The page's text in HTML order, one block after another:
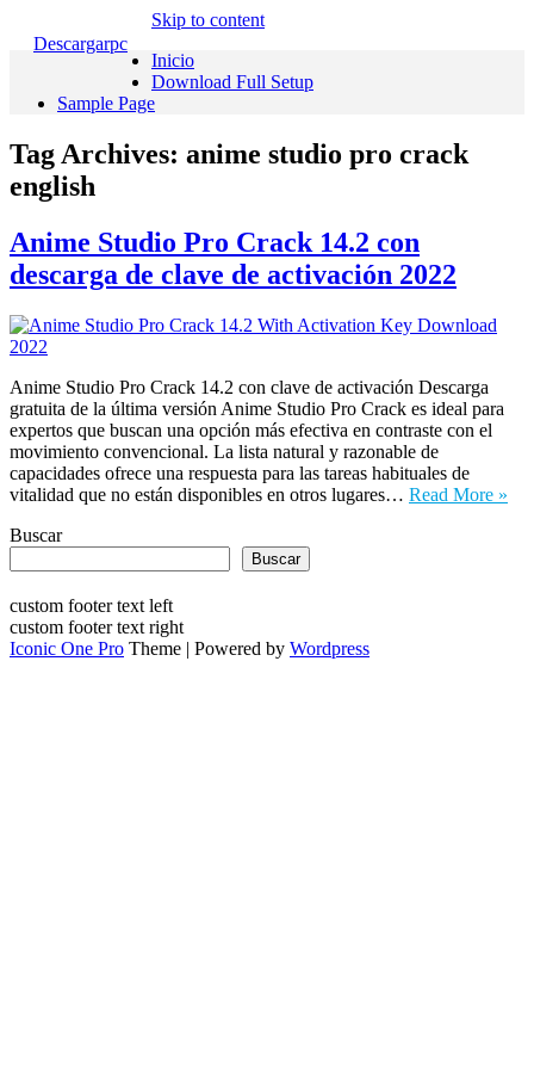
Descargarpc
Skip to content
Inicio
Download Full Setup
Sample Page
Tag Archives: anime studio pro crack
english
Anime Studio Pro Crack 14.2 con
descarga de clave de activación 2022
Anime Studio Pro Crack 14.2 con clave de activación Descarga
gratuita de la última versión Anime Studio Pro Crack es ideal para
expertos que buscan una opción más efectiva en contraste con el
movimiento convencional. La lista natural y razonable de
capacidades ofrece una respuesta para las tareas habituales de
vitalidad que no están disponibles en otros lugares… Read More »
Buscar
Buscar
custom footer text left
custom footer text right
Iconic One Pro Theme | Powered by Wordpress